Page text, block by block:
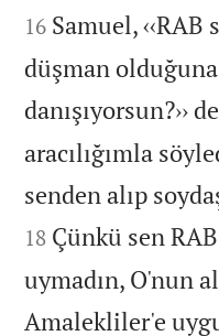
16 Samuel,
düşman
danışıyorsun?››
aracılığımla
senden alıp
18 Çünkü sen
uymadın, O'nun
Amalekliler'e